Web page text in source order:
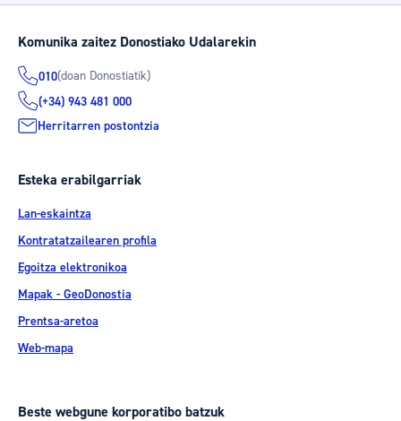
Komunika zaitez Donostiako Udalarekin
010(doan Donostiatik)
(+34) 943 481 000
Herritarren postontzia
Esteka erabilgarriak
Lan-eskaintza
Kontratatzailearen profila
Egoitza elektronikoa
Mapak - GeoDonostia
Prentsa-aretoa
Web-mapa
Beste webgune korporatibo batzuk